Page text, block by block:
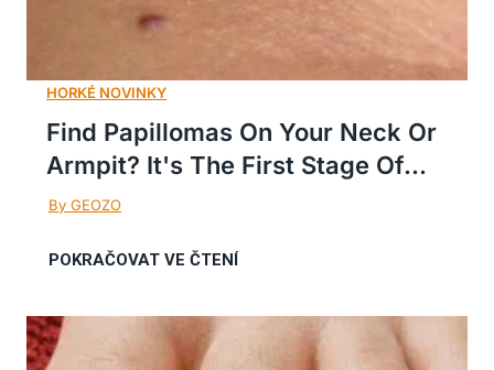
Find Papillomas On Your Neck Or
Armpit? It's The First Stage Of...